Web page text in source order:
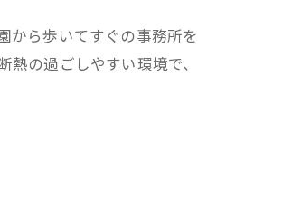
から歩いてすぐの事務所を
の過ごしやすい環境で、